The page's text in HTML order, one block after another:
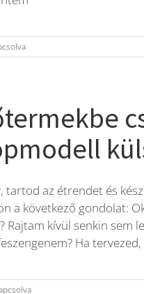
tartod az étrendet és
a következő gondolat:
Rajtam kívül senkin sem
Ha